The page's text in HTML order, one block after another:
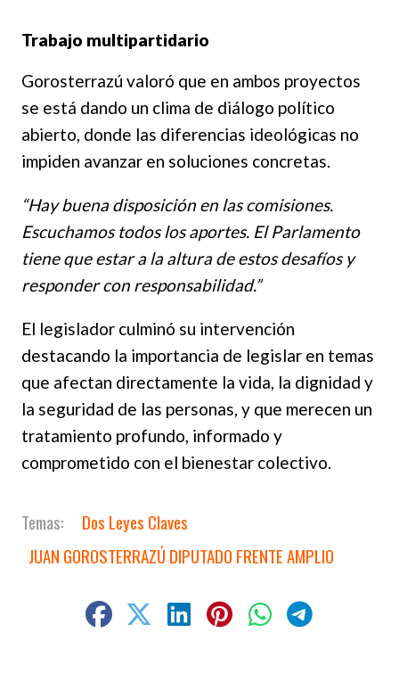
Trabajo multipartidario
Gorosterrazú valoró que en ambos proyectos
se está dando un clima de diálogo político
abierto, donde las diferencias ideológicas no
impiden avanzar en soluciones concretas.
“Hay buena disposición en las comisiones.
Escuchamos todos los aportes. El Parlamento
tiene que estar a la altura de estos desafíos y
responder con responsabilidad.”
El legislador culminó su intervención
destacando la importancia de legislar en temas
que afectan directamente la vida, la dignidad y
la seguridad de las personas, y que merecen un
tratamiento profundo, informado y
comprometido con el bienestar colectivo.
Dos Leyes Claves
JUAN GOROSTERRAZÚ DIPUTADO FRENTE AMPLIO